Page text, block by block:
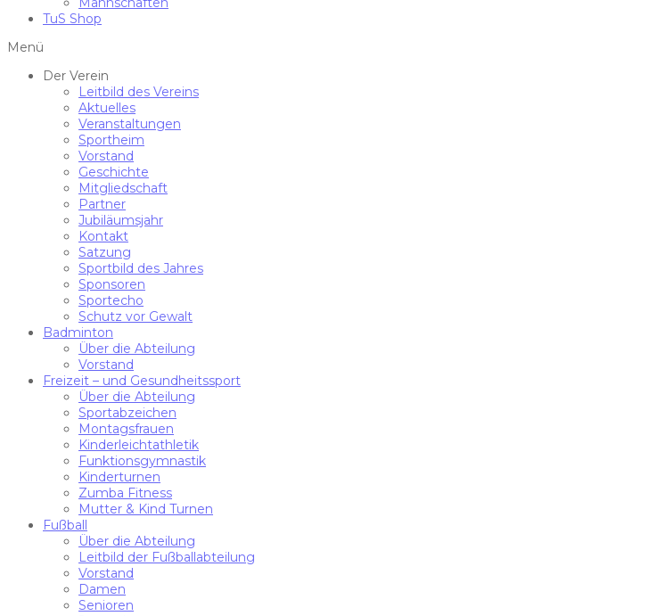
TuS Shop
Menü
Der Verein
Leitbild des Vereins
Aktuelles
Veranstaltungen
Sportheim
Vorstand
Geschichte
Mitgliedschaft
Partner
Jubiläumsjahr
Kontakt
Satzung
Sportbild des Jahres
Sponsoren
Sportecho
Schutz vor Gewalt
Badminton
Über die Abteilung
Vorstand
Freizeit – und Gesundheitssport
Über die Abteilung
Sportabzeichen
Montagsfrauen
Kinderleichtathletik
Funktionsgymnastik
Kinderturnen
Zumba Fitness
Mutter & Kind Turnen
Fußball
Über die Abteilung
Leitbild der Fußballabteilung
Vorstand
Damen
Senioren